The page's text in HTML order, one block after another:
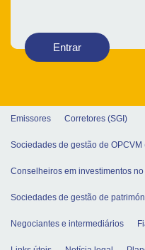
Entrar
Emissores Corretores (SGI)
Sociedades de gestão de OPCVM
Conselheiros em investimentos
Sociedades de gestão de
Negociantes e intermediários